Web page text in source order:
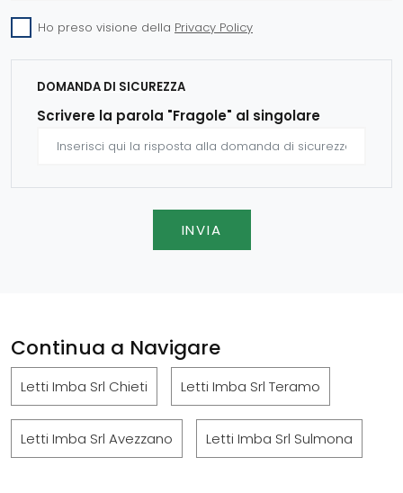
Ho preso visione della Privacy Policy
DOMANDA DI SICUREZZA
Scrivere la parola "Fragole" al singolare
INVIA
Continua a Navigare
Letti Imba Srl Chieti Letti Imba Srl Teramo
Letti Imba Srl Avezzano Letti Imba Srl Sulmona